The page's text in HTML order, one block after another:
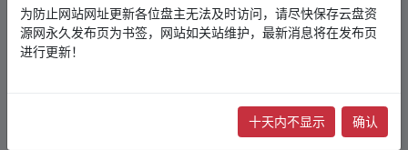
gq1688888 2021-9-26
最全（beyond演唱会MV+纪录片）
华语 合集 打包
A
为防止网站网址更新各位盘主无法及时访问，请尽快保存云盘资
源网永久发布页为书签，网站如关站维护，最新消息将在发布页
进行更新！
十天内不显示 确认